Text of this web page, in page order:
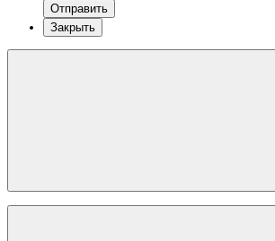
Отправить
Закрыть